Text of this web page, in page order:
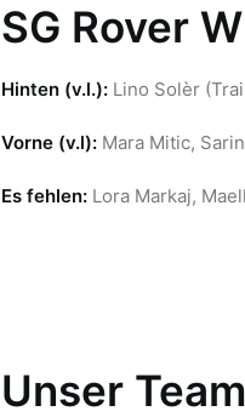
SG Rover
Hinten (v.l.): Lino Solèr
Vorne (v.l): Mara Mitic,
Es fehlen: Lora Markaj,
Unser